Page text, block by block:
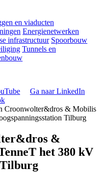
en viaducten
Energienetwerken
infrastructuur Spoorbouw
Tunnels en
Ga naar LinkedIn
Croonwolter&dros & Mobilis
Tilburg
&
het 380 kV
Tilburg